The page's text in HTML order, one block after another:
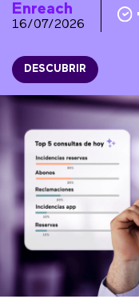
Enreach
16/07/2026
DESCUBRIR